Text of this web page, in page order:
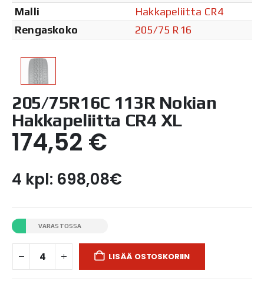
Malli
Hakkapeliitta CR4
Rengaskoko
205/75 R16
205/75R16C 113R Nokian
Hakkapeliitta CR4 XL
174,52 €
4 kpl: 698,08€
VARASTOSSA
LISÄÄ OSTOSKORIIN